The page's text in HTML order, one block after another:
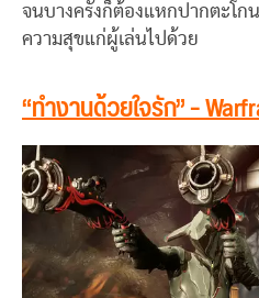
จนบางครั้งก็ต้องแหกปากตะโ
ความสุขแก่ผู้เล่นไปด้วย
“ทำงานด้วยใจรัก” –